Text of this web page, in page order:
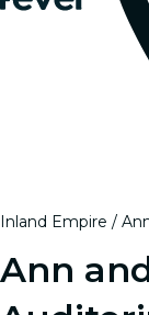
Inland Empire
Ann